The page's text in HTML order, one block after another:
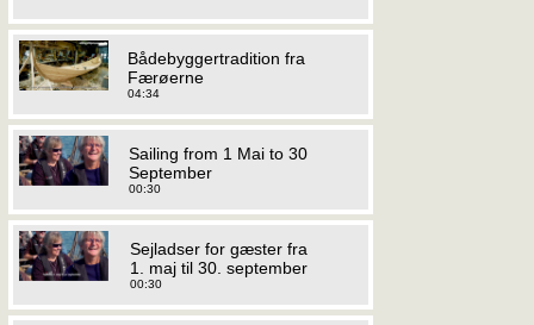
Bådebyggertradition fra
Færøerne
04:34
Sailing from 1 Mai to 30
September
00:30
Sejladser for gæster fra
1. maj til 30. september
00:30